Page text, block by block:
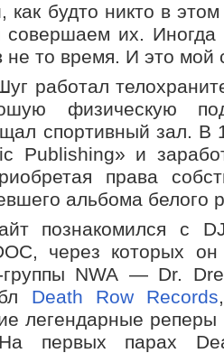
как будто никто в
их. Иногда
не то время. И это мой
работал
физическую
спортивный зал. В
Publishing» и
права
альбома белого
познакомился с
через которых
группы NWA — Dr.
Death Row Records
легендарные реперы
первых парах